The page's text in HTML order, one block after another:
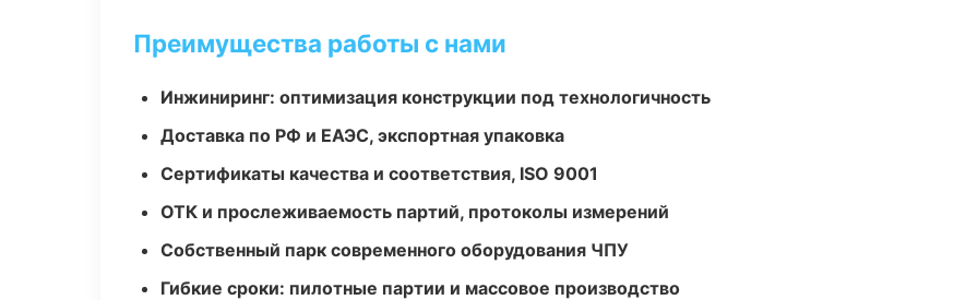
Преимущества работы с нами
Инжиниринг: оптимизация конструкции под технологичность
Доставка по РФ и ЕАЭС, экспортная упаковка
Сертификаты качества и соответствия, ISO 9001
ОТК и прослеживаемость партий, протоколы измерений
Собственный парк современного оборудования ЧПУ
Гибкие сроки: пилотные партии и массовое производство